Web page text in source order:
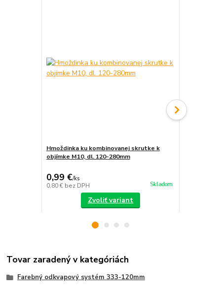
Hmoždinka ku kombinovanej skrutke k
objímke M10, dl. 120-280mm
0,99 €/ks
0,80 € bez DPH Skladom
Zvoliť variant
Tovar zaradený v kategóriách
Farebný odkvapový systém 333-120mm